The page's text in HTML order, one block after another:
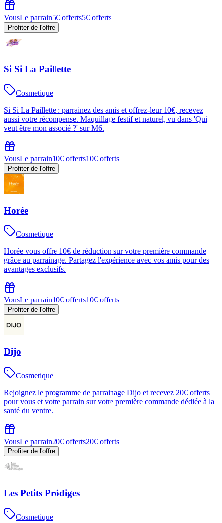
VousLe parrain5€ offerts5€ offerts
Profiter de l'offre
Si Si La Paillette
Cosmetique
Si Si La Paillette : parrainez des amis et offrez-leur 10€, recevez
aussi votre récompense. Maquillage festif et naturel, vu dans 'Qui
veut être mon associé ?' sur M6.
VousLe parrain10€ offerts10€ offerts
Profiter de l'offre
Horée
Cosmetique
Horée vous offre 10€ de réduction sur votre première commande
grâce au parrainage. Partagez l'expérience avec vos amis pour des
avantages exclusifs.
VousLe parrain10€ offerts10€ offerts
Profiter de l'offre
Dijo
Cosmetique
Rejoignez le programme de parrainage Dijo et recevez 20€ offerts
pour vous et votre parrain sur votre première commande dédiée à la
santé du ventre.
VousLe parrain20€ offerts20€ offerts
Profiter de l'offre
Les Petits Prödiges
Cosmetique